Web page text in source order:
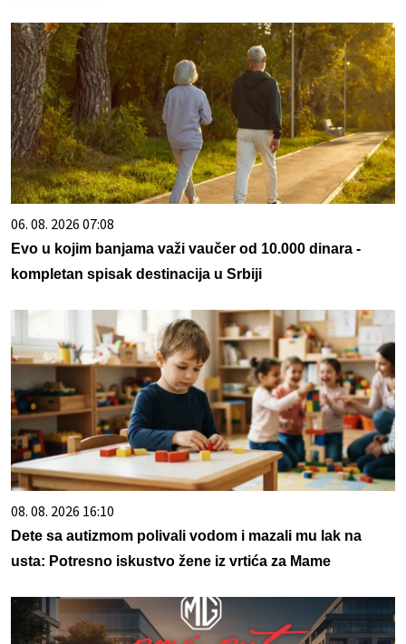
06. 08. 2026 07:08
Evo u kojim banjama važi vaučer od 10.000 dinara -
kompletan spisak destinacija u Srbiji
08. 08. 2026 16:10
Dete sa autizmom polivali vodom i mazali mu lak na
usta: Potresno iskustvo žene iz vrtića za Mame